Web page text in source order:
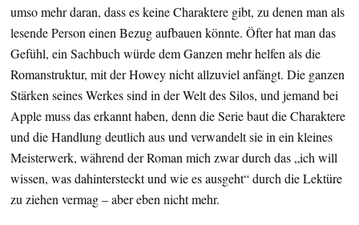
umso mehr daran, dass es keine Charaktere gibt, zu denen man als
lesende Person einen Bezug aufbauen könnte. Öfter hat man das
Gefühl, ein Sachbuch würde dem Ganzen mehr helfen als die
Romanstruktur, mit der Howey nicht allzuviel anfängt. Die ganzen
Stärken seines Werkes sind in der Welt des Silos, und jemand bei
Apple muss das erkannt haben, denn die Serie baut die Charaktere
und die Handlung deutlich aus und verwandelt sie in ein kleines
Meisterwerk, während der Roman mich zwar durch das „ich will
wissen, was dahintersteckt und wie es ausgeht“ durch die Lektüre
zu ziehen vermag – aber eben nicht mehr.